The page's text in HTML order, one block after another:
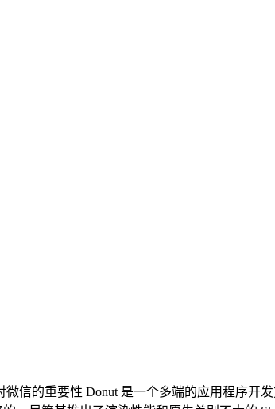
信的重要性 Donut 是一个多端的应用程序开